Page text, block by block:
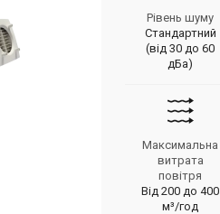
Рівень шуму
Стандартний
(від 30 до 60
дБа)
Максимальна
витрата
повітря
Від 200 до 400
м³/год